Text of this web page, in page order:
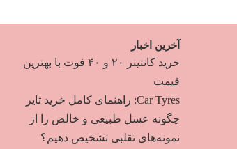
آخرین اخبار
خرید کانتینر ۲۰ و ۴۰ فوت با بهترین
قیمت
Car Tyres: راهنمای کامل خرید تایر
چگونه عسل طبیعی و خالص را از
نمونه‌های تقلبی تشخیص دهیم؟